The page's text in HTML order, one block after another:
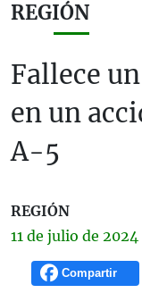
REGIÓN
Fallece
en un
A-5
REGIÓN
11 de julio de 2024
Compartir